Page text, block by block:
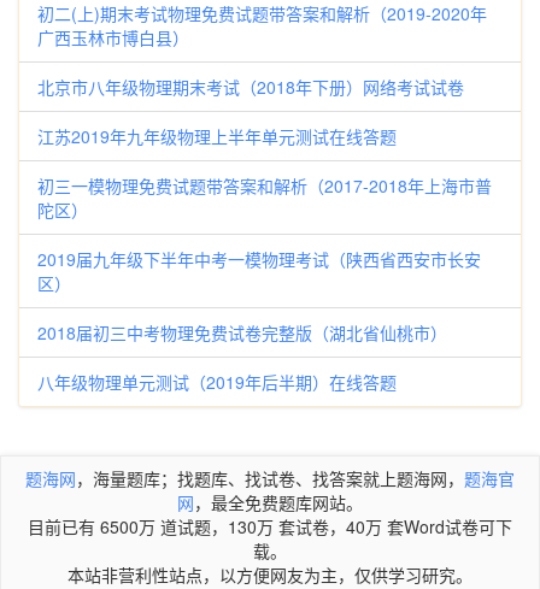
初二(上)期末考试物理免费试题带答案和解析（2019-2020年
广西玉林市博白县）
北京市八年级物理期末考试（2018年下册）网络考试试卷
江苏2019年九年级物理上半年单元测试在线答题
初三一模物理免费试题带答案和解析（2017-2018年上海市普
陀区）
2019届九年级下半年中考一模物理考试（陕西省西安市长安
区）
2018届初三中考物理免费试卷完整版（湖北省仙桃市）
八年级物理单元测试（2019年后半期）在线答题
题海网，海量题库；找题库、找试卷、找答案就上题海网， 题海官
网，最全免费题库网站。
目前已有 6500万 道试题，130万 套试卷，40万 套Word试卷可下
载。
本站非营利性站点，以方便网友为主，仅供学习研究。